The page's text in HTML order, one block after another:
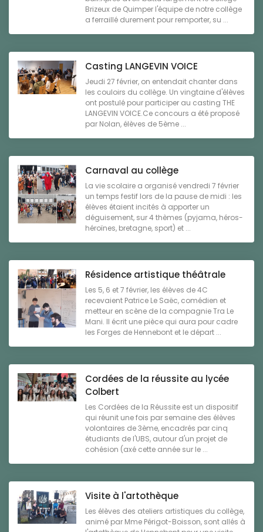
Brizeux de Quimper l'équipe de notre collège
a ferraillé durement pour remporter, su ...
Casting LANGEVIN VOICE
Jeudi 27 février, on entendait chanter dans
les couloirs du collège. Un vingtaine d'élèves
ont postulé pour participer au casting THE
LANGEVIN VOICE.Ce concours a été proposé
par Nolan, élèves de 5ème ...
Carnaval au collège
La vie scolaire a organisé vendredi 7 février
un temps festif lors de la pause de midi : les
élèves étaient incités à apporter un
déguisement, sur 4 thèmes (pyjama, héros-
héroïnes, bretagne, sport) et ...
Résidence artistique théâtrale
Les 5, 6 et 7 février, les élèves de 4C
recevaient Patrice Le Saëc, comédien et
metteur en scène de la compagnie Tra Le
Mani. Il écrit une pièce qui aura pour cadre
les Forges de Hennebont et le départ ...
Cordées de la réussite au lycée
Colbert
Les Cordées de la Réussite est un dispositif
qui réunit une fois par semaine des élèves
volontaires de 3ème, encadrés par cinq
étudiants de l'UBS, autour d'un projet de
cohésion (axé cette année sur le ...
Visite à l'artothèque
Les élèves des ateliers artistiques du collège,
animé par Mme Périgot-Boisson, sont allés à